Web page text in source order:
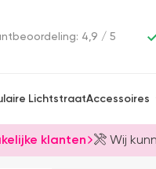
4,9 / 5
LichtstraatAccessoires
klanten Wij